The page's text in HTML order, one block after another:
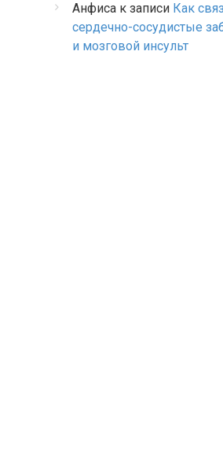
Анфиса к записи Как
сердечно-сосудистые
и мозговой инсульт